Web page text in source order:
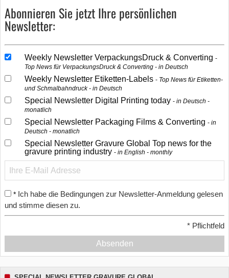
Abonnieren Sie jetzt Ihre persönlichen
Newsletter:
Weekly Newsletter VerpackungsDruck & Converting
Top News für VerpackungsDruck & Converting - in Deutsch
Weekly Newsletter Etiketten-Labels
Top News für Etiketten-
und Schmalbahndruck - in Deutsch
Special Newsletter Digital Printing today
in Deutsch -
monatlich
Special Newsletter Packaging Films & Converting
in
Deutsch - monatlich
Special Newsletter Gravure Global Top news for the
gravure printing industry
in English - monthly
* Ich habe die Bedingungen zur Newsletter-Anmeldung gelesen
und stimme diesen zu.
* Pflichtfeld
Absenden